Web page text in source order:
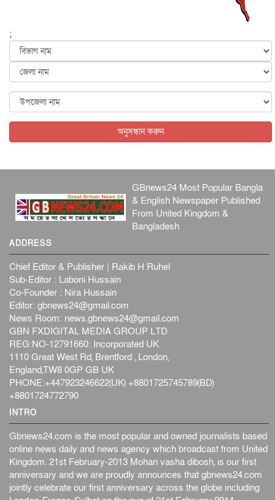
৬ আগস্ট, ২০২৬
জুলাইয়ের কৃতিত্ব নেওয়ার জন্য সবাই প্রতিযোগিতায় নেমেছে :
৬ আগস্ট, ২০২৬
৬ আগস্ট, ২০২৬
;
অনুসন্ধান করুন
GBnews24 Most Popular Bangla
& English Newspaper Published
From United Kingdom &
Bangladesh
ADDRESS
Chief Editor & Publisher | Rakib H Ruhel
Sub-Editor : Laboni Hussain
Co-Founder : Nira Hussain
Editor: gbnews24@gmail.com
News Room: news.gbnews24@gmail.com
GBN FXDIGITAL MEDIA GROUP LTD
REG:NO-12791660: Incorporated UK
1110 Great West Rd, Brentford , London,
England,TW8 0GP GB UK
PHONE:+447923246622(UK) +8801725745789(BD)
+8801724772790
INTRO
Gbnews24.com is the most popular and owned journalists based
online news daily and news agency which broadcast from United
Kingdom. 21st February-2013 Mohan vasha dibosh, is our first
anniversary and we are proudly announces that gbnews24.com
jointly celebrate our first anniversary across the globe including